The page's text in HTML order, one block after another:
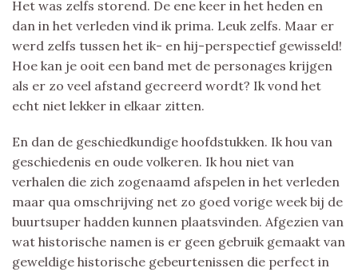
Het was zelfs storend. De ene keer in het heden en
dan in het verleden vind ik prima. Leuk zelfs. Maar er
werd zelfs tussen het ik- en hij-perspectief gewisseld!
Hoe kan je ooit een band met de personages krijgen
als er zo veel afstand gecreerd wordt? Ik vond het
echt niet lekker in elkaar zitten.
En dan de geschiedkundige hoofdstukken. Ik hou van
geschiedenis en oude volkeren. Ik hou niet van
verhalen die zich zogenaamd afspelen in het verleden
maar qua omschrijving net zo goed vorige week bij de
buurtsuper hadden kunnen plaatsvinden. Afgezien van
wat historische namen is er geen gebruik gemaakt van
geweldige historische gebeurtenissen die perfect in